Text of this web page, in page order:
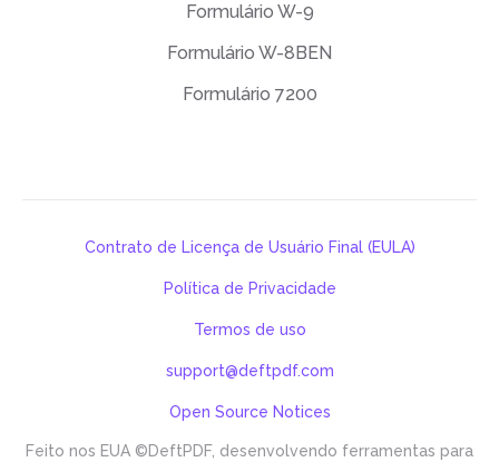
Formulário W-9
Formulário W-8BEN
Formulário 7200
Feito nos EUA ©DeftPDF, desenvolvendo ferramentas para
Contrato de Licença de Usuário Final (EULA)
Política de Privacidade
Termos de uso
support@deftpdf.com
Open Source Notices